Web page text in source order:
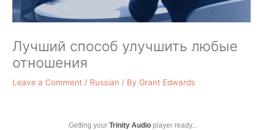
Лучший способ улучшить любые
отношения
Leave a Comment / Russian / By Grant Edwards
Getting your Trinity Audioplayer ready...